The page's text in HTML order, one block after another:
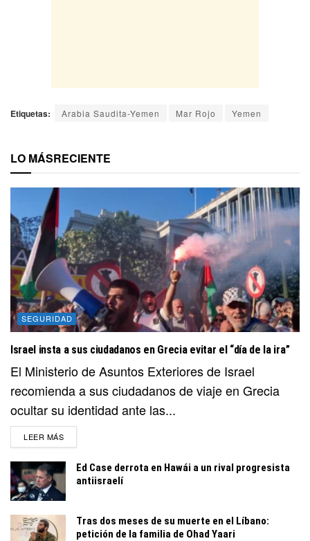
Etiquetas: Arabia Saudita-Yemen Mar Rojo Yemen
LO MÁSRECIENTE
SEGURIDAD
Israel insta a sus ciudadanos en Grecia evitar el “día de la ira”
El Ministerio de Asuntos Exteriores de Israel
recomienda a sus ciudadanos de viaje en Grecia
ocultar su identidad ante las...
LEER MÁSDETAILS
Ed Case derrota en Hawái a un rival progresista
antiisraelí
Tras dos meses de su muerte en el Líbano:
petición de la familia de Ohad Yaari